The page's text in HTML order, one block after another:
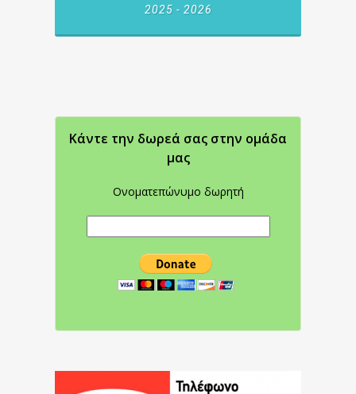
2025 - 2026
Κάντε την δωρεά σας στην oμάδα
μας
Ονοματεπώνυμο δωρητή